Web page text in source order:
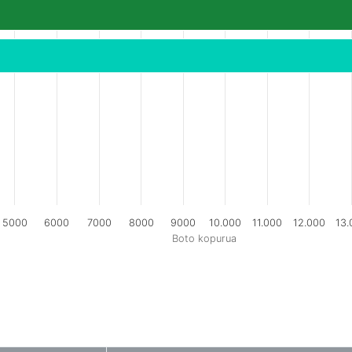
Boto kopurua
5000 6000 7000 8000 9000 10.000 11.000 12.000